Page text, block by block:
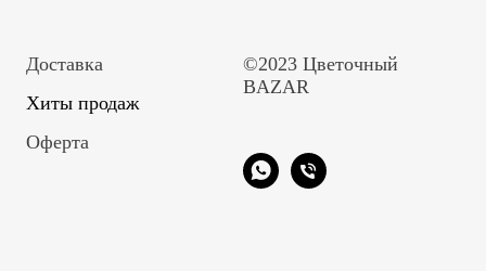
Доставка
Хиты продаж
Оферта
©2023 Цветочный
BAZAR